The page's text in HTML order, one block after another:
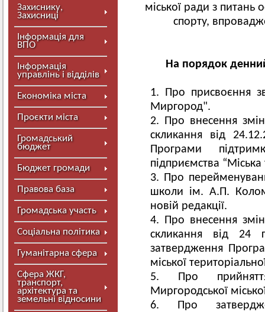
Захиснику,
Захисниці
Інформація для
ВПО
Інформація
управлінь і відділів
Економіка міста
Проєкти міста
Громадський
бюджет
Бюджет громади
Правова база
Громадська участь
Соціальна політика
Гуманітарна сфера
Сфера ЖКГ,
транспорт,
архітектура та
земельні відносини
міської ради з питань
спорту,
На порядок
Про присвоєння
Миргород".
Про внесення
скликання від
Програми
підприємства
Про
школи ім. А.П.
новій редакції.
Про внесення
скликання від
затвердження
міської
Про
Миргородської
Про